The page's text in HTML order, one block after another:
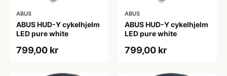
ABUS
ABUS HUD-Y cykelhjelm
LED pure white
799,00 kr
ABUS
ABUS HUD-Y cykelhjelm
LED pure white
799,00 kr